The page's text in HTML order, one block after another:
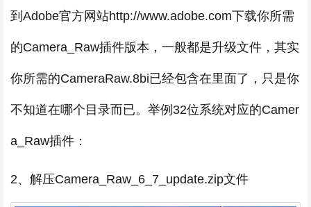
到Adobe官方网站http://www.adobe.com下载你所需
的Camera_Raw插件版本，一般都是升级文件，其实
你所需的CameraRaw.8bi已经包含在里面了，只是你
不知道在哪个目录而已。举例32位系统对应的Camer
a_Raw插件：
2、解压Camera_Raw_6_7_update.zip文件